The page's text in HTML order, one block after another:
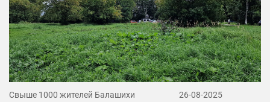
Свыше 1000 жителей Балашихи
26-08-2025